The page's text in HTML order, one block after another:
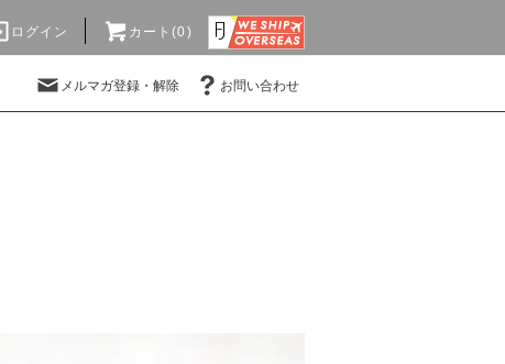
ログイン カート(0)
メルマガ登録・解除 お問い合わせ